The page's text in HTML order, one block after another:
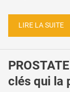
LIRE LA SUITE
clés qui la